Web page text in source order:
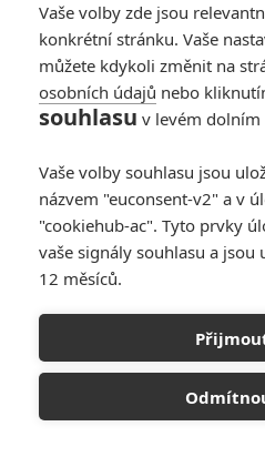
RECENZE FILMŮ
10
Schnirch
narůžovo
5
zámku
Vaše volby zde jsou
konkrétní stránku. Vaše
můžete kdykoli změnit na
osobních údajů nebo
souhlasu v levém dolním
Vaše volby souhlasu jsou
názvem "euconsent-v2" a v
"cookiehub-ac". Tyto prvky
vaše signály souhlasu a
12 měsíců.